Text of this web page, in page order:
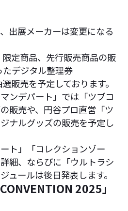
出展メーカーは変更になる
定商品、先行販売商品の販
デジタル整理券
販売を予定しております。
ンデパート」では「ツブコ
販売や、円谷プロ直営「ツ
ナルグッズの販売を予定し
ト」「コレクションゾー
細、ならびに「ウルトラシ
ュールは後日発表します。
2025」